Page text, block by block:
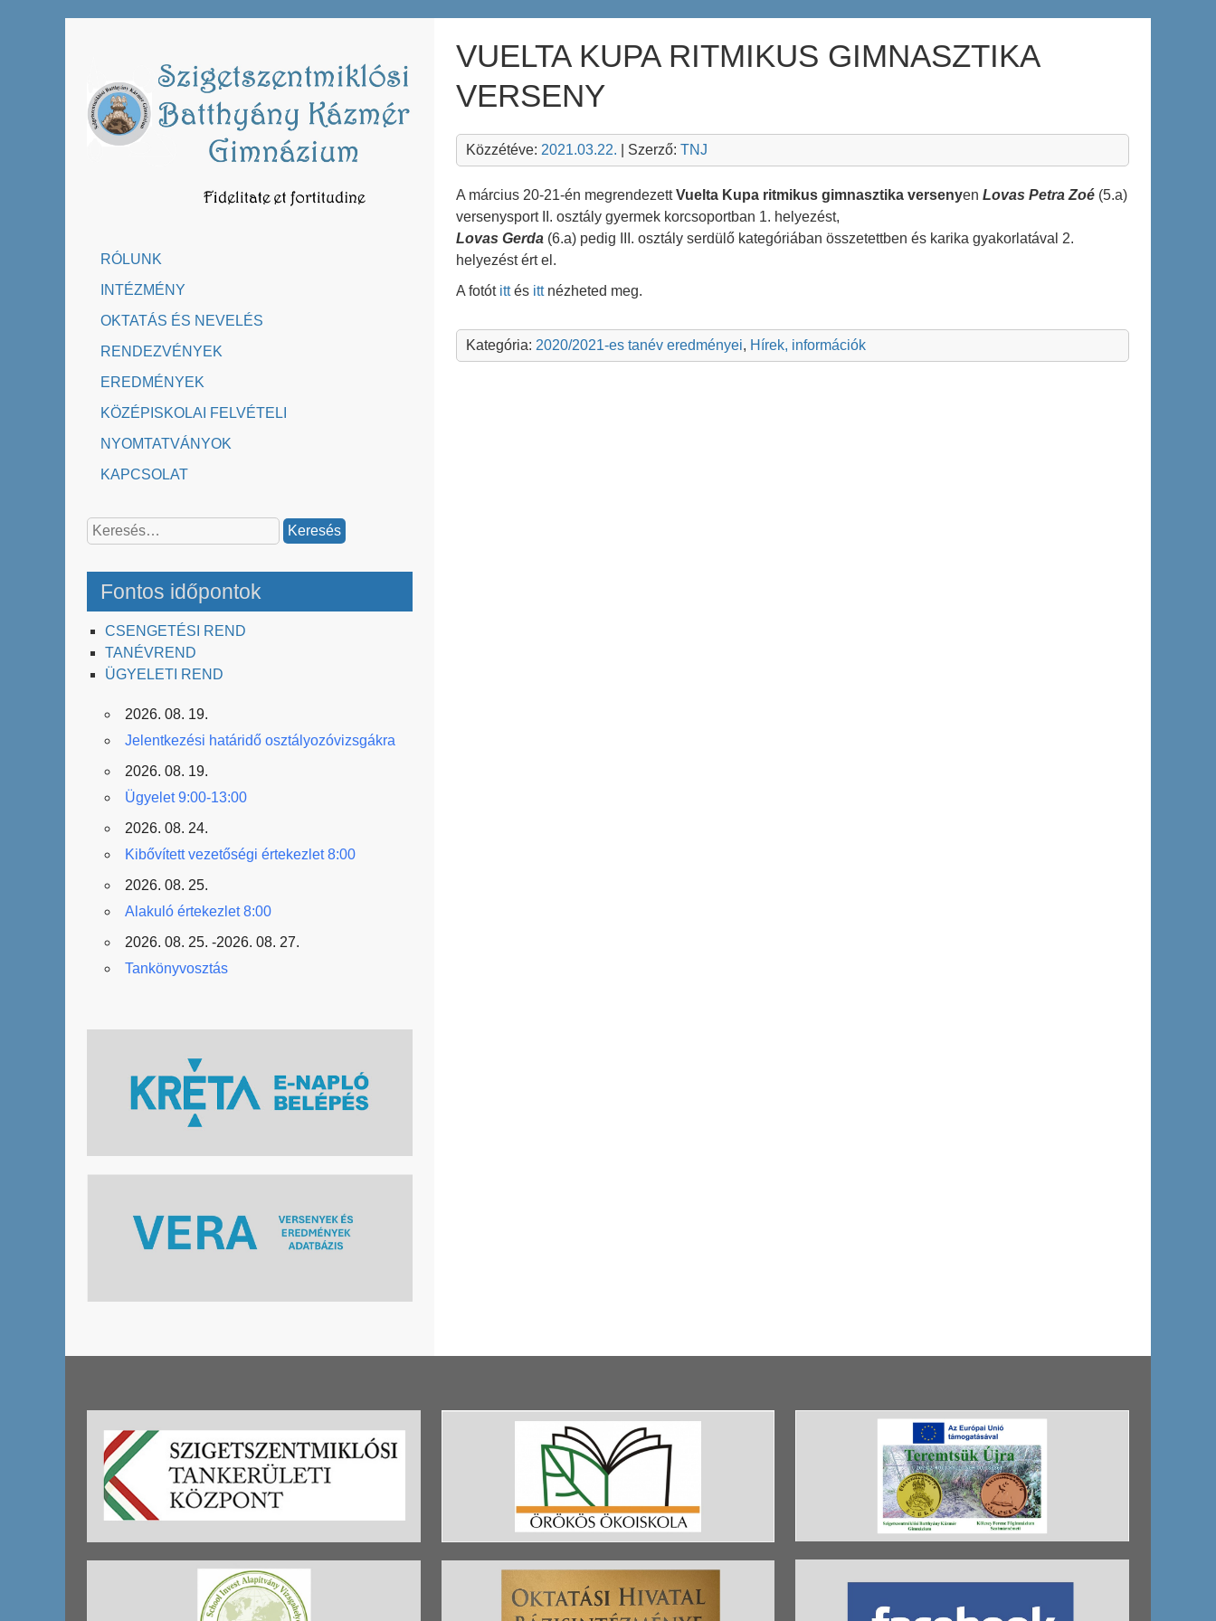
RÓLUNK
INTÉZMÉNY
OKTATÁS ÉS NEVELÉS
RENDEZVÉNYEK
EREDMÉNYEK
KÖZÉPISKOLAI FELVÉTELI
NYOMTATVÁNYOK
KAPCSOLAT
Keresés:
Fontos időpontok
CSENGETÉSI REND
TANÉVREND
ÜGYELETI REND
2026. 08. 19.
Jelentkezési határidő osztályozóvizsgákra
2026. 08. 19.
Ügyelet 9:00-13:00
2026. 08. 24.
Kibővített vezetőségi értekezlet 8:00
2026. 08. 25.
Alakuló értekezlet 8:00
2026. 08. 25. -2026. 08. 27.
Tankönyvosztás
VUELTA KUPA RITMIKUS GIMNASZTIKA
VERSENY
Közzétéve: 2021.03.22. | Szerző: TNJ
A március 20-21-én megrendezettVuelta Kupa ritmikus gimnasztika versenyen Lovas Petra Zoé (5.a)
versenysport II. osztály gyermek korcsoportban 1. helyezést,
Lovas Gerda (6.a) pedig III. osztály serdülő kategóriában összetettben és karika gyakorlatával 2.
helyezést ért el.
A fotót ittés ittnézheted meg.
Kategória: 2020/2021-es tanév eredményei, Hírek, információk